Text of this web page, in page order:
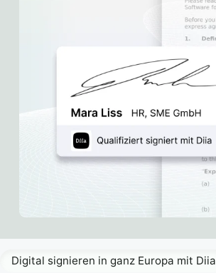
Digital signieren in ganz Europa mit Diia